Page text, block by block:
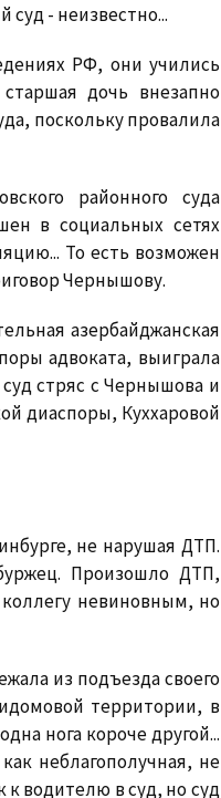
суд - неизвестно...
РФ, они учились
дочь внезапно
поскольку провалила
районного суда
в социальных сетях
То есть возможен
Чернышову.
азербайджанская
адвоката, выиграла
стряс с Чернышова и
диаспоры, Куххаровой
не нарушая ДТП.
Произошло ДТП,
невиновным, но
из подъезда своего
территории, в
нога короче другой...
неблагополучная, не
водителю в суд, но суд